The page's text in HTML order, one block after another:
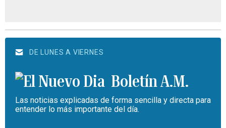
DE LUNES A VIERNES
Boletín A.M.
Las noticias explicadas de forma sencilla y directa para
entender lo más importante del día.